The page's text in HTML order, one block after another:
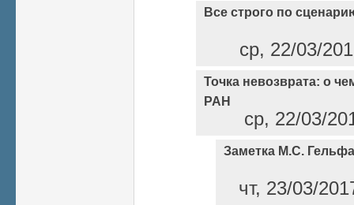
Все строго по
ср, 22/03/
Точка невозврата: о
РАН
ср, 22/03/
Заметка М.С.
чт, 23/03/